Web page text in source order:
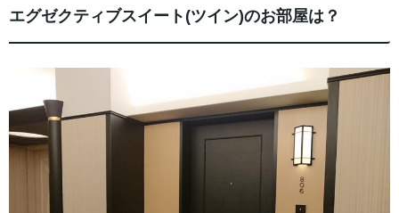
エグゼクティブスイート(ツイン)のお部屋は？